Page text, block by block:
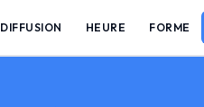
DIFFUSION HEURE FORME